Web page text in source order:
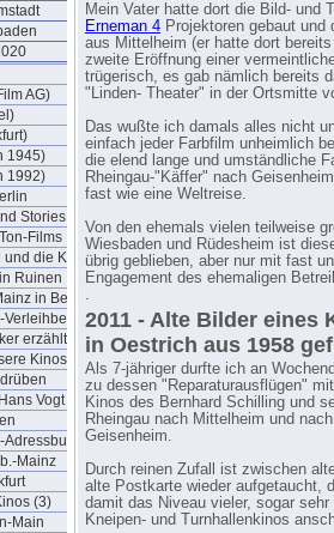
AG)
1945)
1992)
Stories
Films
und die Kinos
Ruinen
in Berlin
Verleihbezirke
erzählt
Kinos
Vogt
Adressbuch 57
Mainz
(3)
Main
Mein Vater hatte dort die Bild- und
Erneman 4 Projektoren gebaut
aus Mittelheim (er hatte dort
zweite Eröffnung einer
trügerisch, es gab nämlich bereits
"Linden- Theater" in der Ortsmitte
Das wußte ich damals alles nicht
einfach jeder Farbfilm unheimlich
die elend lange und umständliche
Rheingau-"Käffer" nach
fast wie eine Weltreise.
Von den ehemals vielen teilweise
Wiesbaden und Rüdesheim ist
übrig geblieben, aber nur mit fast
Engagement des ehemaligen
.
2011 - Alte Bilder eines
in Oestrich aus 1958
Als 7-jähriger durfte ich an
zu dessen "Reparaturausflügen"
Kinos des Bernhard Schilling und
Rheingau nach Mittelheim und
Geisenheim.
Durch reinen Zufall ist zwischen
alte Postkarte wieder aufgetaucht,
damit das Niveau vieler, sogar
Kneipen- und Turnhallenkinos